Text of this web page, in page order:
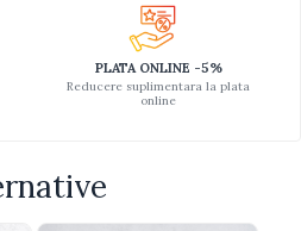
PLATA ONLINE -5%
Reducere suplimentara la plata
online